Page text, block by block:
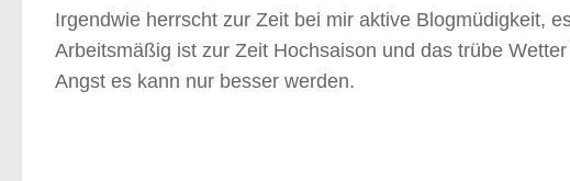
Irgendwie herrscht zur Zeit bei mir aktive Blogmüdigkeit,
Arbeitsmäßig ist zur Zeit Hochsaison und das trübe
Angst es kann nur besser werden.